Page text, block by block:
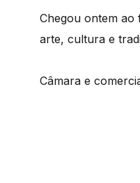
Chegou ontem ao
arte, cultura e
Câmara e